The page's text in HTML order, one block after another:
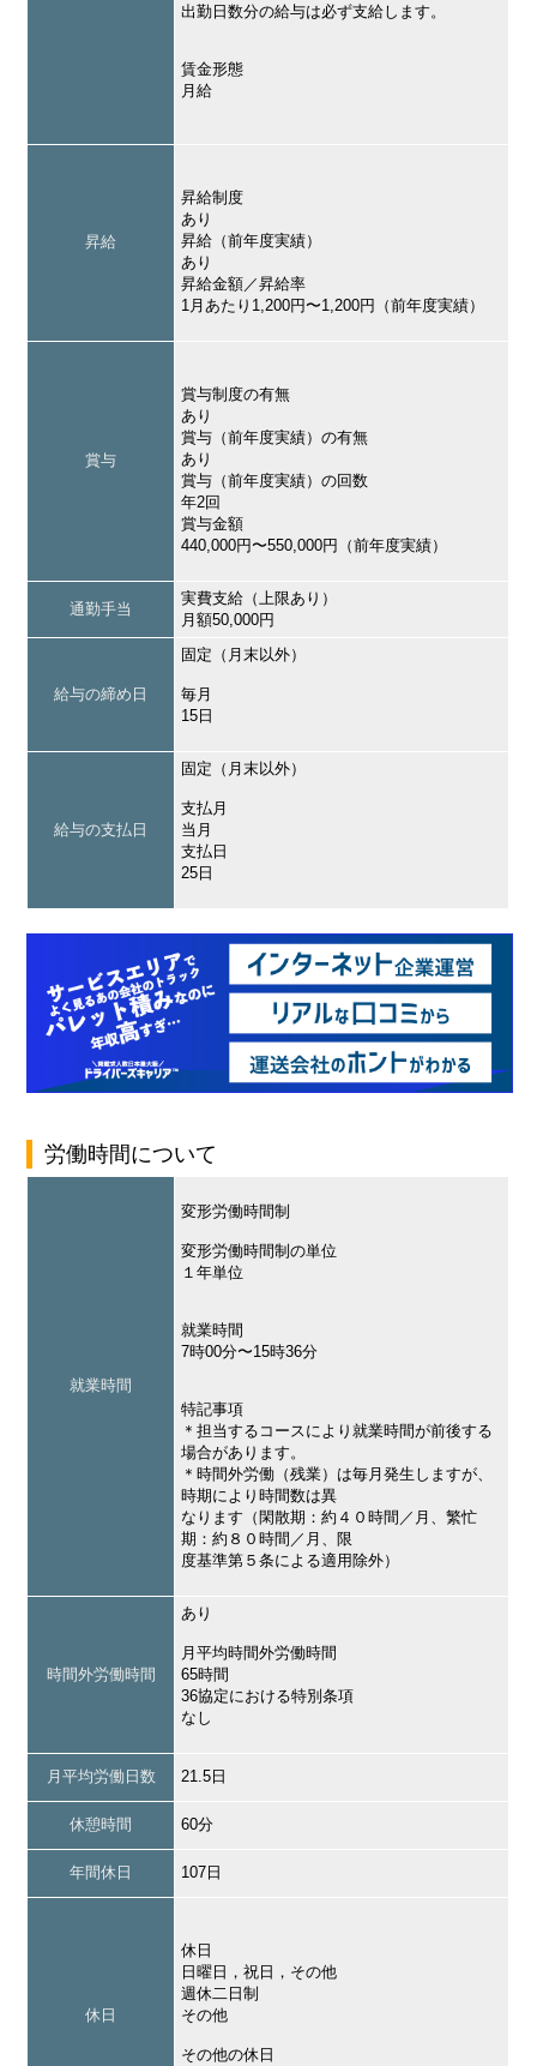
出勤日数分の給与は必ず支給します。
賃金形態
月給
昇給
昇給制度
あり
昇給（前年度実績）
あり
昇給金額／昇給率
1月あたり1,200円〜1,200円（前年度実績）
賞与
賞与制度の有無
あり
賞与（前年度実績）の有無
あり
賞与（前年度実績）の回数
年2回
賞与金額
440,000円〜550,000円（前年度実績）
通勤手当
実費支給（上限あり）
月額50,000円
給与の締め日
固定（月末以外）
毎月
15日
給与の支払日
固定（月末以外）
支払月
当月
支払日
25日
労働時間について
就業時間
変形労働時間制
変形労働時間制の単位
１年単位
就業時間
7時00分〜15時36分
特記事項
＊担当するコースにより就業時間が前後する
場合があります。
＊時間外労働（残業）は毎月発生しますが、
時期により時間数は異
なります（閑散期：約４０時間／月、繁忙
期：約８０時間／月、限
度基準第５条による適用除外）
時間外労働時間
あり
月平均時間外労働時間
65時間
36協定における特別条項
なし
月平均労働日数 21.5日
休憩時間 60分
年間休日 107日
休日
休日
日曜日，祝日，その他
週休二日制
その他
その他の休日